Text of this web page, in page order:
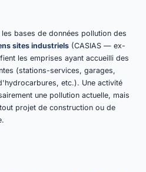
bases de données pollution des
sites industriels (CASIAS — ex-
les emprises ayant accueilli des
(stations-services, garages,
etc.). Une activité
une pollution actuelle, mais
projet de construction ou de